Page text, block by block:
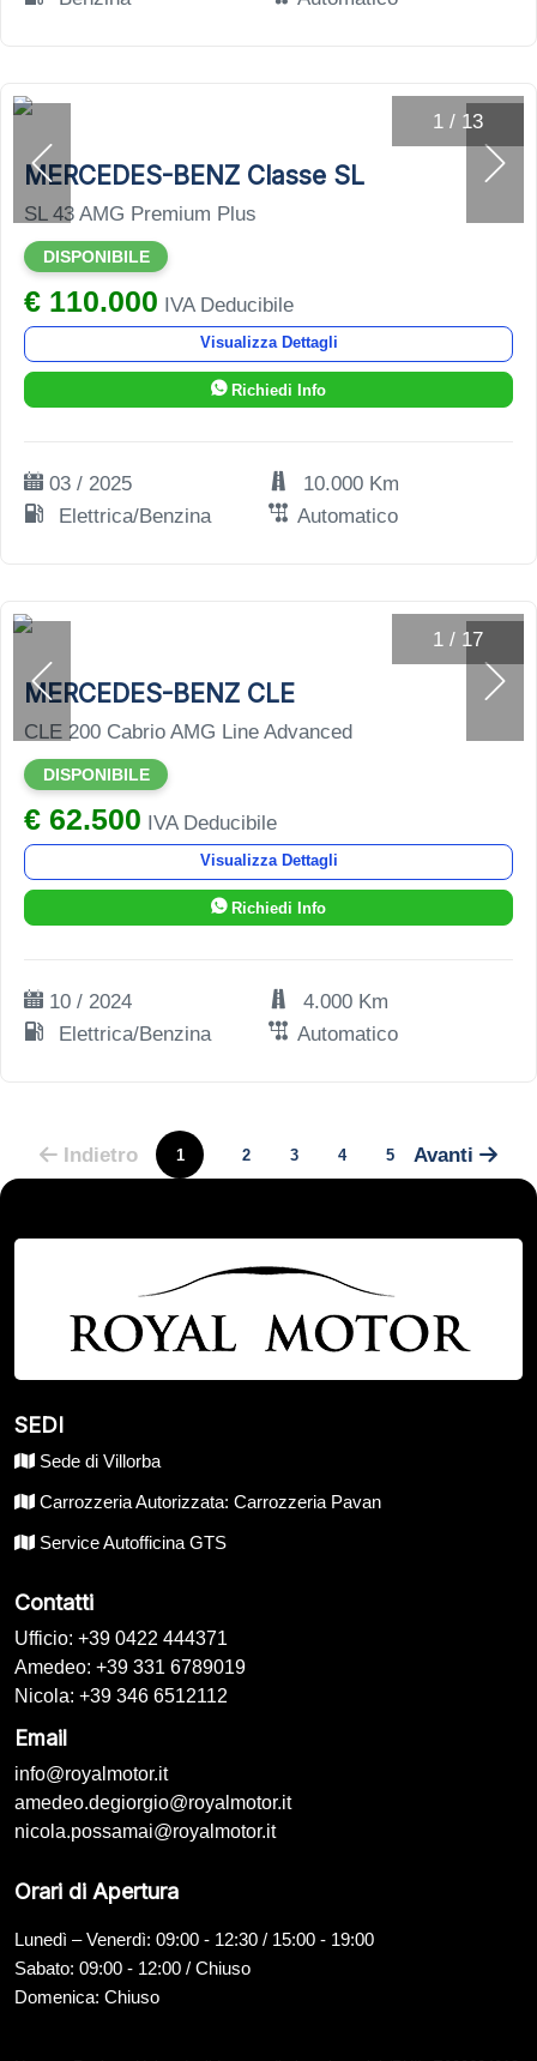
1 / 13
MERCEDES-BENZ Classe SL
SL 43 AMG Premium Plus
DISPONIBILE
€ 110.000 IVA Deducibile
Visualizza Dettagli
Richiedi Info
03 / 2025
10.000 Km
Elettrica/Benzina
Automatico
1 / 17
MERCEDES-BENZ CLE
CLE 200 Cabrio AMG Line Advanced
DISPONIBILE
€ 62.500 IVA Deducibile
Visualizza Dettagli
Richiedi Info
10 / 2024
4.000 Km
Elettrica/Benzina
Automatico
Indietro 1 2 3 4 5 Avanti
SEDI
Sede di Villorba
Carrozzeria Autorizzata: Carrozzeria Pavan
Service Autofficina GTS
Contatti
Ufficio: +39 0422 444371
Amedeo: +39 331 6789019
Nicola: +39 346 6512112
Email
info@royalmotor.it
amedeo.degiorgio@royalmotor.it
nicola.possamai@royalmotor.it
Orari di Apertura
Lunedì – Venerdì: 09:00 - 12:30 / 15:00 - 19:00
Sabato: 09:00 - 12:00 / Chiuso
Domenica: Chiuso